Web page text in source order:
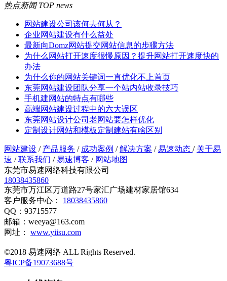
热点新闻TOP news
网站建设公司该何去何从？
企业网站建设有什么益处
最新向Domz网站提交网站信息的步骤方法
为什么网站打开速度很慢原因？提升网站打开速度快的
办法
为什么你的网站关键词一直优化不上首页
东莞网站建设团队分享一个站内站收录技巧
手机建网站的特点有哪些
高端网站建设过程中的六大误区
东莞网站设计公司老网站要怎样优化
定制设计网站和模板定制建站有啥区别
网站建设 / 产品服务 / 成功案例 / 解决方案 / 易速动态 / 关于易
速 / 联系我们 / 易速博客 / 网站地图
东莞市易速网络科技有限公司
18038435860
东莞市万江区万道路27号家汇广场建材家居馆634
客户服务中心： 18038435860
QQ：93715577
邮箱：weeya@163.com
网址： www.yiisu.com
©2018 易速网络 ALL Rights Reserved.
粤ICP备19073688号